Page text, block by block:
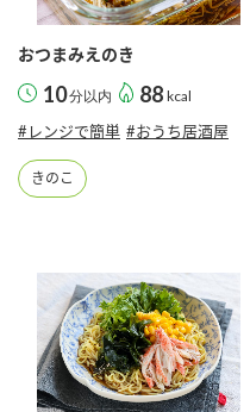
おつまみえのき
10分以内 88 kcal
#レンジで簡単 #おうち居酒屋
きのこ